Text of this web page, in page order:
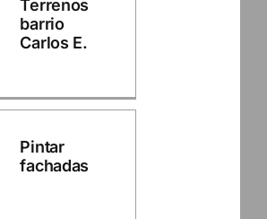
Terrenos
barrio
Carlos E.
Pintar
fachadas